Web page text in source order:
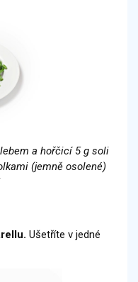
a hořčicí 5 g soli
(jemně osolené)
Ušetříte v jedné